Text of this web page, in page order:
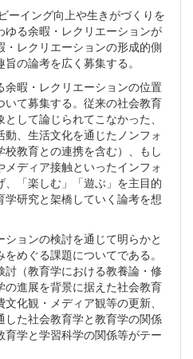
ーイング向上や生きがづくりを
る余暇・レクリエーションが
レクリエーションの形成的側
の論考を広く募集する。
暇・レクリエーションの位置
て募集する。従来の社会教育
して論じられてこなかった、
、生活文化を通じたノンフォ
教育との連携を含む）、もし
メディア接触といったインフォ
「楽しむ」「遊ぶ」を主目的
学研究と架橋していく論考を想
ョンの検討を通じて明らかと
めぐる課題についてである。
（教育学における教養論・修
進展を背景に据えた社会教育
化観・メディア観等の更新、
た社会教育学と教育学の関係
学と学習科学の関係等がテー